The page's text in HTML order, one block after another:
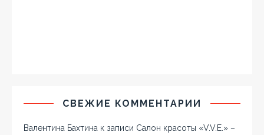
СВЕЖИЕ КОММЕНТАРИИ
Валентина Бахтина к записи Салон красоты «V.V.E.» –